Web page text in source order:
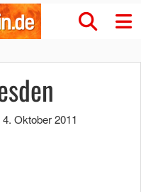
4. Oktober 2011